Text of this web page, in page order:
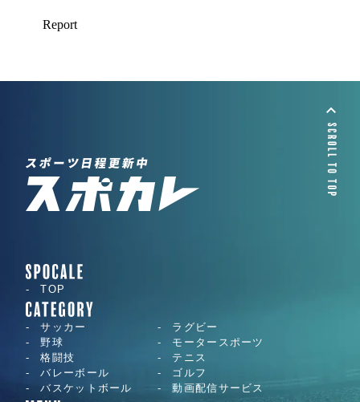
TOP
サッカー
ラグビー
野球
モータースポーツ
格闘技
テニス
バレーボール
ゴルフ
バスケットボール
動画配信サービス